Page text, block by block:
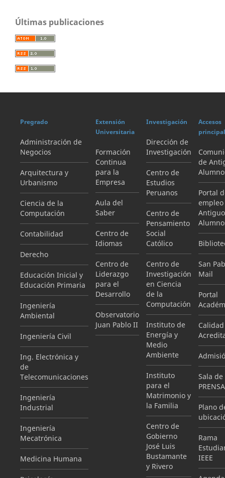
Últimas publicaciones
Pregrado
Administración de
Negocios
Arquitectura y
Urbanismo
Ciencia de la
Computación
Contabilidad
Derecho
Educación Inicial y
Educación Primaria
Ingeniería
Ambiental
Ingeniería Civil
Ing. Electrónica y
de
Telecomunicaciones
Ingeniería
Industrial
Ingeniería
Mecatrónica
Medicina Humana
Extensión
Universitaria
Formación
Continua
para la
Empresa
Aula del
Saber
Centro de
Idiomas
Centro de
Liderazgo
para el
Desarrollo
Observatorio
Juan Pablo II
Investigación
Dirección de
Investigación
Centro de
Estudios
Peruanos
Centro de
Pensamiento
Social
Católico
Centro de
Investigación
en Ciencia
de la
Computación
Instituto de
Energía y
Medio
Ambiente
Instituto
para el
Matrimonio y
la Familia
Centro de
Gobierno
José Luis
Bustamante
y Rivero
Accesos
de
Portal
empleo
San
Mail
Portal
Sala de
PRENSA
Plano
Rama
IEEE